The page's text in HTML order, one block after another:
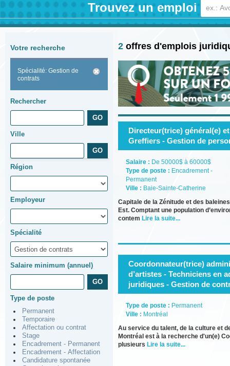
Trouvez un emploi
Votre recherche
Spécialité: Gestion de
contrats
Rechercher
Ville
Région
Employeur
Spécialité
Salaire minimum (annuel)
Type de poste
Permanent
Temporaire
Affectation ou contrat
Stage
Encadrement - Permanent
Encadrement - Affectation
Candidature spontanée
2 offres d'emplois
Directeur(trice) général(e)
Greffiers - Gestion de
Salaire : De 50000$ à 60000$
Type de poste : Encadrement -
Permanent
Ville : Baie-Sainte-Catherine
Capitale de la Zénitude et des
Est. Comptant une population
contem Lire la suite...
Coordonnateur(trice)
d’artistes - Techniciens en
juridiques - Gestion de
Type de poste : Permanent
Ville : Montréal
Au service du talent, de la culture et
Montréal est à la recherche d'un(e)
plusieurs Lire la suite...